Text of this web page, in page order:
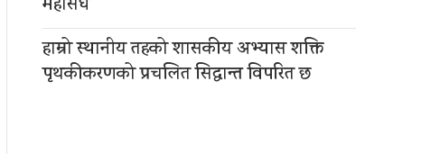
महासंघ
हाम्रो स्थानीय तहको शासकीय अभ्यास शक्ति
पृथकीकरणको प्रचलित सिद्धान्त विपरित छ